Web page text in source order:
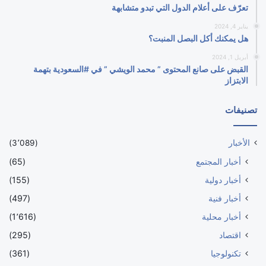
تعرّف على أعلام الدول التي تبدو متشابهة
يناير 4, 2024
هل يمكنك أكل البصل المنبت؟
أبريل 1, 2024
القبض على صانع المحتوى ” محمد الويشي ” في #السعودية بتهمة
الابتزاز
تصنيفات
الأخبار (3٬089)
أخبار المجتمع
(65)
أخبار دولية
(155)
أخبار فنية
(497)
أخبار محلية
(1٬616)
اقتصاد
(295)
تكنولوجيا
(361)